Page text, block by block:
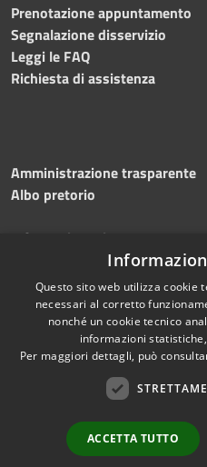
Prenotazione appuntamento
Segnalazione disservizio
Leggi le FAQ
Richiesta di assistenza
Amministrazione trasparente
Albo pretorio
Informativa privacy
Dichiarazione di accessibilità
Mappa del sito
Questo sito web utilizza cookie
necessari al corretto
nonché un cookie tecnico
informazioni
Per maggiori dettagli, può
ACCETTA TUTTO